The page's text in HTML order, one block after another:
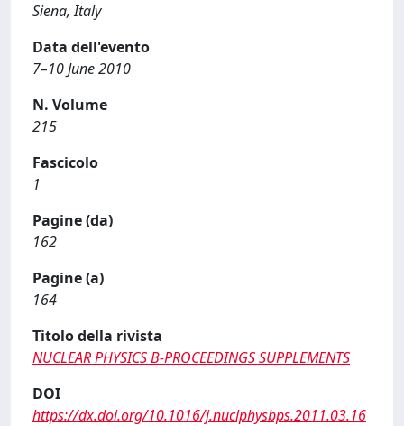
Siena, Italy
Data dell'evento
7–10 June 2010
N. Volume
215
Fascicolo
1
Pagine (da)
162
Pagine (a)
164
Titolo della rivista
NUCLEAR PHYSICS B-PROCEEDINGS SUPPLEMENTS
DOI
https://dx.doi.org/10.1016/j.nuclphysbps.2011.03.16